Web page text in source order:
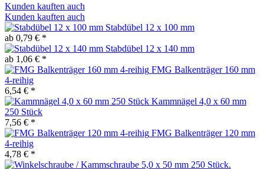
Kunden kauften auch
Kunden kauften auch
Stabdübel 12 x 100 mm
ab 0,79 € *
Stabdübel 12 x 140 mm
ab 1,06 € *
FMG Balkenträger 160 mm
4-reihig
6,54 € *
Kammnägel 4,0 x 60 mm
250 Stück
7,56 € *
FMG Balkenträger 120 mm
4-reihig
4,78 € *